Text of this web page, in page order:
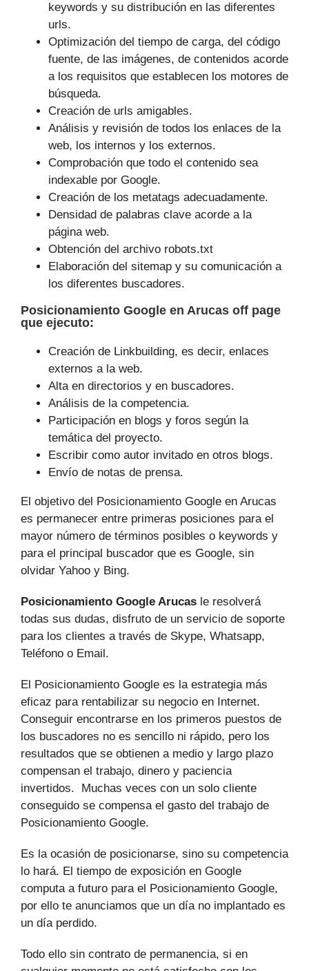
keywords y su distribución en las diferentes
urls.
Optimización del tiempo de carga, del código
fuente, de las imágenes, de contenidos acorde
a los requisitos que establecen los motores de
búsqueda.
Creación de urls amigables.
Análisis y revisión de todos los enlaces de la
web, los internos y los externos.
Comprobación que todo el contenido sea
indexable por Google.
Creación de los metatags adecuadamente.
Densidad de palabras clave acorde a la
página web.
Obtención del archivo robots.txt
Elaboración del sitemap y su comunicación a
los diferentes buscadores.
Posicionamiento Google en Arucas off page
que ejecuto:
Creación de Linkbuilding, es decir, enlaces
externos a la web.
Alta en directorios y en buscadores.
Análisis de la competencia.
Participación en blogs y foros según la
temática del proyecto.
Escribir como autor invitado en otros blogs.
Envío de notas de prensa.
El objetivo del Posicionamiento Google en Arucas
es permanecer entre primeras posiciones para el
mayor número de tér­minos posibles o keywords y
para el principal buscador que es Google, sin
olvidar Yahoo y Bing.
Posicionamiento Google Arucas le resolverá
todas sus dudas, disfruto de un servicio de soporte
para los clientes a través de Skype, Whatsapp,
Teléfono o Email.
El Posicionamiento Google es la estrategia más
eficaz para rentabilizar su negocio en Internet.
Conseguir encontrarse en los primeros puestos de
los buscadores no es sencillo ni rápido, pero los
resultados que se obtienen a medio y largo plazo
compensan el trabajo, dinero y paciencia
invertidos. Muchas veces con un solo cliente
conseguido se compensa el gasto del trabajo de
Posicionamiento Google.
Es la ocasión de posicionarse, sino su competencia
lo hará. El tiempo de exposición en Google
computa a futuro para el Posicionamiento Google,
por ello te anunciamos que un día no implantado es
un día perdido.
Todo ello sin contrato de permanencia, si en